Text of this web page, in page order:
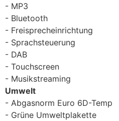
MP3
Bluetooth
Freisprecheinrichtung
Sprachsteuerung
DAB
Touchscreen
Musikstreaming
Umwelt
Abgasnorm Euro 6D-Temp
Grüne Umweltplakette